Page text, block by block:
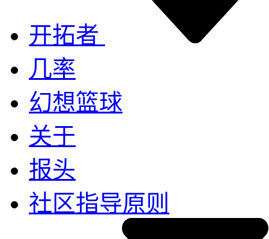
开拓者
几率
幻想篮球
关于
报头
社区指导原则